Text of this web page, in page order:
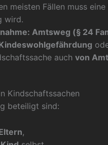
meisten Fällen muss eine
wird.
Amtsweg (§ 24
auch von
Kindschaftssachen
beteiligt sind:
,